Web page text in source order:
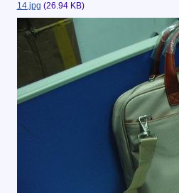
14.jpg (26.94 KB)